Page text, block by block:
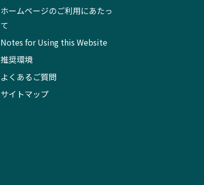
ホームページのご利用にあたっ
て
Notes for Using this Website
推奨環境
よくあるご質問
サイトマップ